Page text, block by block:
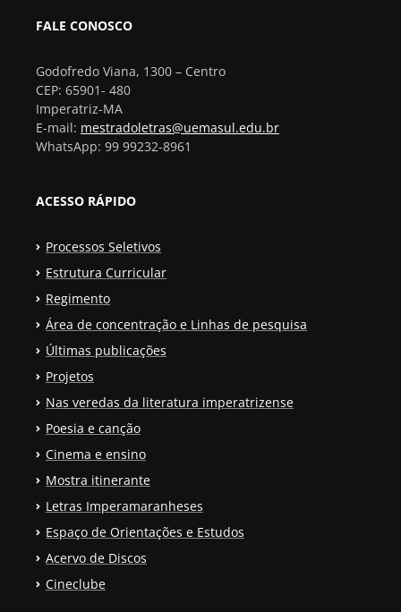
FALE CONOSCO
Godofredo Viana, 1300 – Centro
CEP: 65901- 480
Imperatriz-MA
E-mail: mestradoletras@uemasul.edu.br
WhatsApp: 99 99232-8961
ACESSO RÁPIDO
Processos Seletivos
Estrutura Curricular
Regimento
Área de concentração e Linhas de pesquisa
Últimas publicações
Projetos
Nas veredas da literatura imperatrizense
Poesia e canção
Cinema e ensino
Mostra itinerante
Letras Imperamaranheses
Espaço de Orientações e Estudos
Acervo de Discos
Cineclube